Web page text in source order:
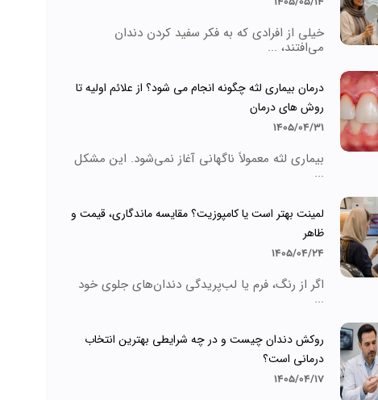
خیلی از افرادی که به فکر سفید کردن دندان
می‌افتند، ...
درمان بیماری لثه چگونه انجام می شود؟ از علائم اولیه تا
روش های درمان
1405/04/31
بیماری لثه معمولاً ناگهانی آغاز نمی‌شود. این مشکل
...
لمینت بهتر است یا کامپوزیت؟ مقایسه ماندگاری، قیمت و
ظاهر
1405/04/24
اگر از رنگ، فرم یا لب‌پریدگی دندان‌های جلوی خود
...
روکش دندان چیست و در چه شرایطی بهترین انتخاب
درمانی است؟
1405/04/17